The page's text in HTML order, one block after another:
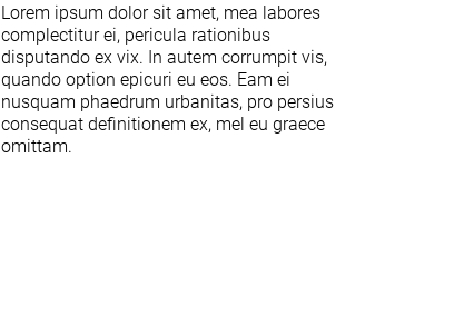
Lorem ipsum dolor sit amet, mea labores
complectitur ei, pericula rationibus
disputando ex vix. In autem corrumpit vis,
quando option epicuri eu eos. Eam ei
nusquam phaedrum urbanitas, pro persius
consequat definitionem ex, mel eu graece
omittam.